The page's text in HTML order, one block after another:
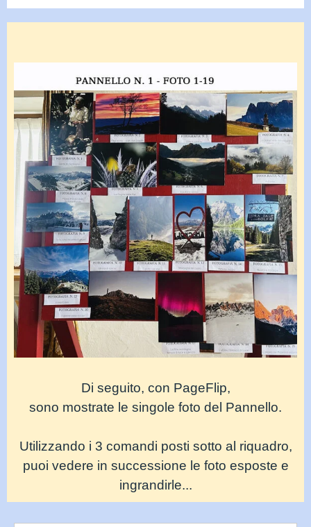
Di seguito, con PageFlip,
sono mostrate le singole foto del Pannello.
Utilizzando i 3 comandi posti sotto al riquadro,
puoi vedere in successione le foto esposte e
ingrandirle...